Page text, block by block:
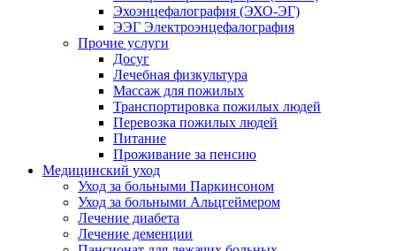
Эхоэнцефалография (ЭХО-ЭГ)
ЭЭГ Электроэнцефалография
Прочие услуги
Досуг
Лечебная физкультура
Массаж для пожилых
Транспортировка пожилых людей
Перевозка пожилых людей
Питание
Проживание за пенсию
Медицинский уход
Уход за больными Паркинсоном
Уход за больными Альцгеймером
Лечение диабета
Лечение деменции